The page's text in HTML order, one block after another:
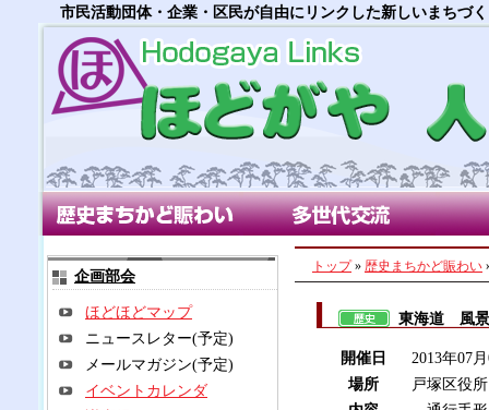
市民活動団体・企業・区民が自由にリンクした新しいまちづ
多世代交流部会 朝市
トップ» 歴史まちかど賑わい
東海道 風
開催日
2013年07
場所
戸塚区役
企画部会
ほどほどマップ
ニュースレター(予定)
メールマガジン(予定)
イベントカレンダ